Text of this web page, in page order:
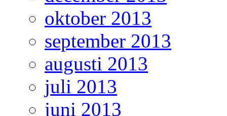
oktober 2013
september 2013
augusti 2013
juli 2013
juni 2013